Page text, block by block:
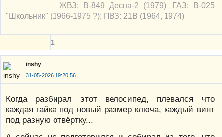
ЖВЗ: В-849 Десна-2 (1979); ГАЗ: В-025
"Школьник" (1966-1975 ?); ПВЗ: 21В (1964, 1974)
1
inshy
31-05-2026 19:20:56
Когда разбирал этот велосипед, плевался что
каждая гайка под новый размер ключа, каждый винт
под разную отвёртку...